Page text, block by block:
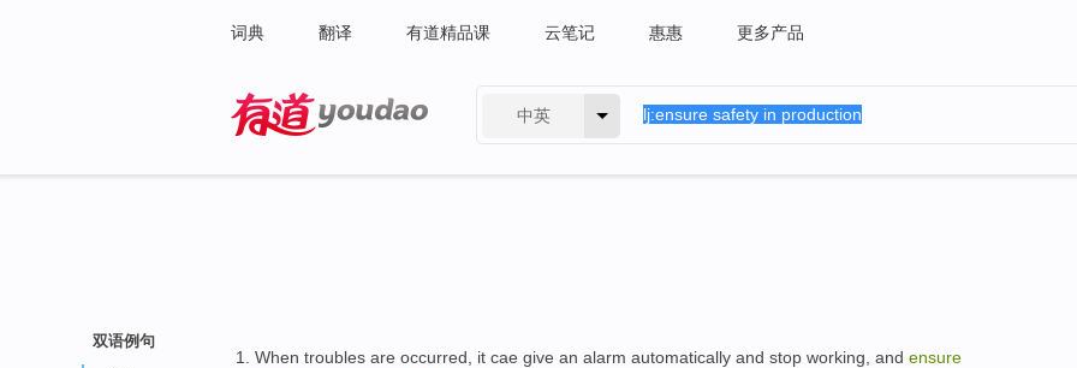
词典 翻译 有道精品课 云笔记 惠惠 更多产品
中英
双语例句
When troubles are occurred , it cae give an alarm automatically and stop working , and ensure